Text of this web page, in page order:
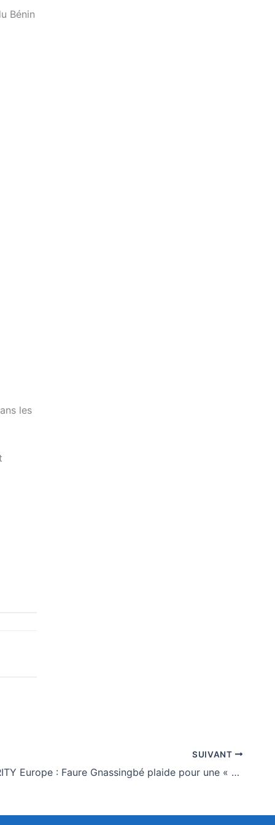
Bénin
les
SUIVANT
À FII PRIORITY Europe : Faure Gnassingbé plaide pour une « relation stratégique plus équilibrée » entre l’Europe et l’Afrique